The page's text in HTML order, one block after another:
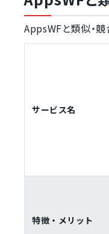
AppsWFと類似・
サービス名
特徴・メリット